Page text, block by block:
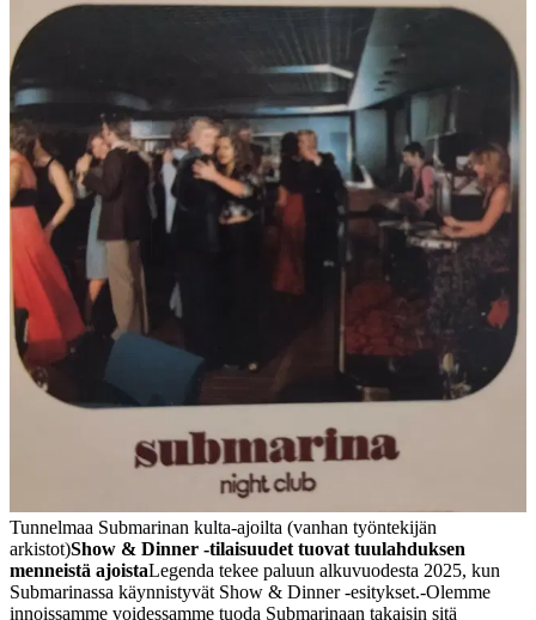
Tunnelmaa Submarinan kulta-ajoilta (vanhan työntekijän
arkistot)Show & Dinner -tilaisuudet tuovat tuulahduksen
menneistä ajoistaLegenda tekee paluun alkuvuodesta 2025, kun
Submarinassa käynnistyvät Show & Dinner -esitykset.-Olemme
innoissamme voidessamme tuoda Submarinaan takaisin sitä